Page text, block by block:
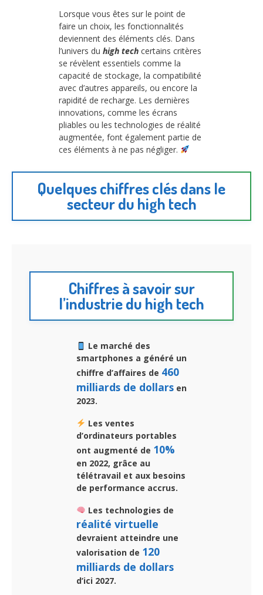
Lorsque vous êtes sur le point de
faire un choix, les fonctionnalités
deviennent des éléments clés. Dans
l’univers du high tech certains critères
se révèlent essentiels comme la
capacité de stockage, la compatibilité
avec d’autres appareils, ou encore la
rapidité de recharge. Les dernières
innovations, comme les écrans
pliables ou les technologies de réalité
augmentée, font également partie de
ces éléments à ne pas négliger.
Quelques chiffres clés dans le
secteur du high tech
Chiffres à savoir sur
l’industrie du high tech
Le marché des
smartphones a généré un
chiffre d’affaires de 460
milliards de dollars en
2023.
Les ventes
d’ordinateurs portables
ont augmenté de 10%
en 2022, grâce au
télétravail et aux besoins
de performance accrus.
Les technologies de
réalité virtuelle
devraient atteindre une
valorisation de 120
milliards de dollars
d’ici 2027.